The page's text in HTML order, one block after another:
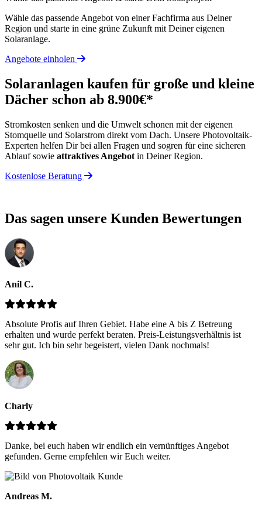
Wähle das passende Angebot von einer Fachfirma aus Deiner
Region und starte in eine grüne Zukunft mit Deiner eigenen
Solaranlage.
Angebote einholen
Solaranlagen kaufen für große und kleine
Dächer schon ab 8.900€*
Stromkosten senken und die Umwelt schonen mit der eigenen
Stomquelle und Solarstrom direkt vom Dach. Unsere Photovoltaik-
Experten helfen Dir bei allen Fragen und sogren für eine sicheren
Ablauf sowie attraktives Angebot in Deiner Region.
Kostenlose Beratung
Das sagen unsere Kunden Bewertungen
Anil C.
Absolute Profis auf Ihren Gebiet. Habe eine A bis Z Betreung
erhalten und wurde perfekt beraten. Preis-Leistungsverhältnis ist
sehr gut. Ich bin sehr begeistert, vielen Dank nochmals!
Charly
Danke, bei euch haben wir endlich ein vernünftiges Angebot
gefunden. Gerne empfehlen wir Euch weiter.
Andreas M.